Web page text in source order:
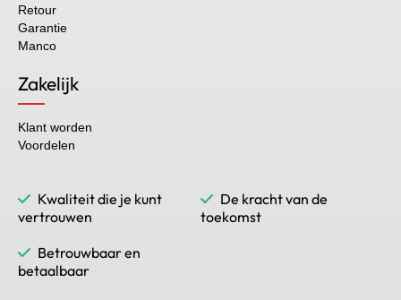
Retour
Garantie
Manco
Zakelijk
Klant worden
Voordelen
Kwaliteit die je kunt
vertrouwen
De kracht van de
toekomst
Betrouwbaar en
betaalbaar